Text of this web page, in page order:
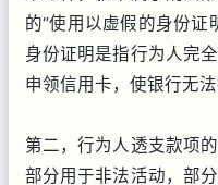
的“使用以虚假的身份证
身份证明是指行为人完
申领信用卡，使银行无
第二，行为人透支款项
部分用于非法活动，部